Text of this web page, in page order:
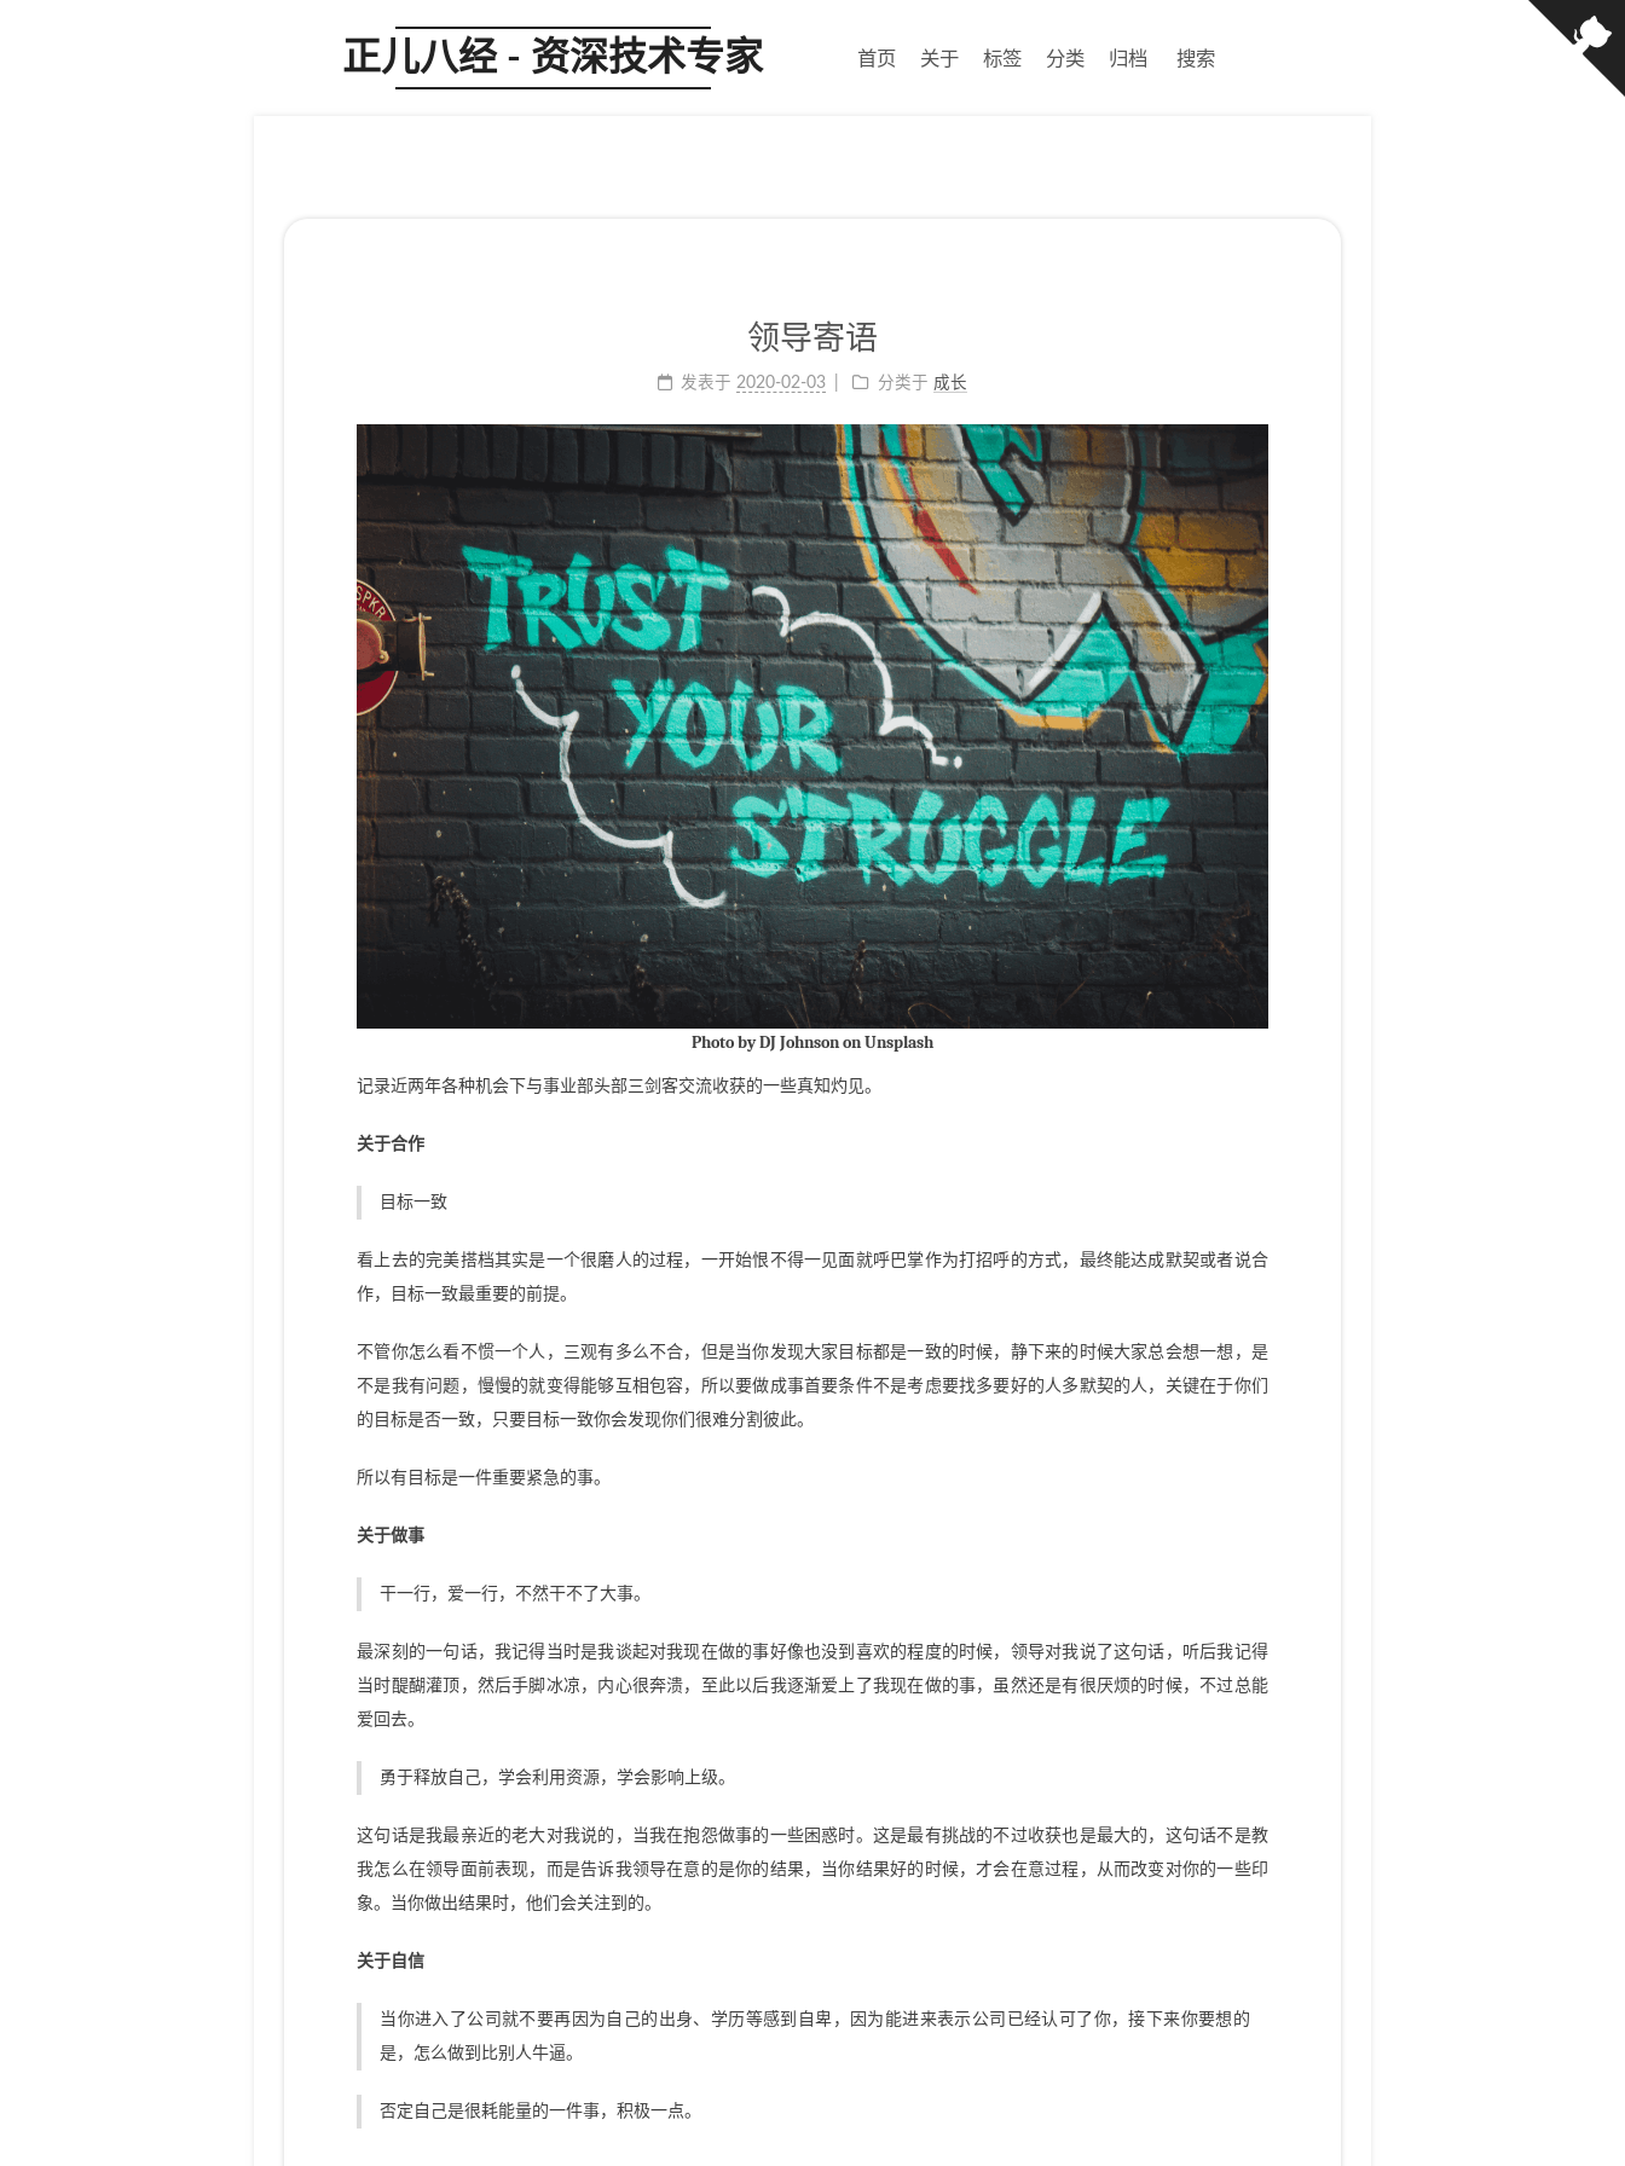
正儿八经 - 资深技术专家 首页 关于 标签 分类 归档 搜索
领导寄语
发表于 2020-02-03 分类于 成长
Photo by DJ Johnson on Unsplash
记录近两年各种机会下与事业部头部三剑客交流收获的一些真知灼见。
关于合作
目标一致
看上去的完美搭档其实是一个很磨人的过程，一开始恨不得一见面就呼巴掌作为打招呼的方式，最终能达成默契或者说合
作，目标一致最重要的前提。
不管你怎么看不惯一个人，三观有多么不合，但是当你发现大家目标都是一致的时候，静下来的时候大家总会想一想，是
不是我有问题，慢慢的就变得能够互相包容，所以要做成事首要条件不是考虑要找多要好的人多默契的人，关键在于你们
的目标是否一致，只要目标一致你会发现你们很难分割彼此。
所以有目标是一件重要紧急的事。
关于做事
干一行，爱一行，不然干不了大事。
最深刻的一句话，我记得当时是我谈起对我现在做的事好像也没到喜欢的程度的时候，领导对我说了这句话，听后我记得
当时醍醐灌顶，然后手脚冰凉，内心很奔溃，至此以后我逐渐爱上了我现在做的事，虽然还是有很厌烦的时候，不过总能
爱回去。
勇于释放自己，学会利用资源，学会影响上级。
这句话是我最亲近的老大对我说的，当我在抱怨做事的一些困惑时。这是最有挑战的不过收获也是最大的，这句话不是教
我怎么在领导面前表现，而是告诉我领导在意的是你的结果，当你结果好的时候，才会在意过程，从而改变对你的一些印
象。当你做出结果时，他们会关注到的。
关于自信
当你进入了公司就不要再因为自己的出身、学历等感到自卑，因为能进来表示公司已经认可了你，接下来你要想的
是，怎么做到比别人牛逼。
否定自己是很耗能量的一件事，积极一点。